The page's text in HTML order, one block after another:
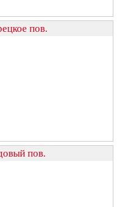
пов.
пов.